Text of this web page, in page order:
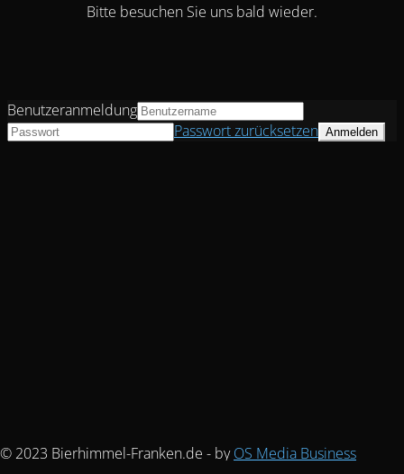
Bitte besuchen Sie uns bald wieder.
© 2023 Bierhimmel-Franken.de - byOS Media Business
Benutzeranmeldung
Passwort zurücksetzen